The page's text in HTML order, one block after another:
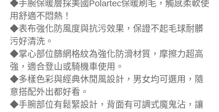
◆手腕保暖層採美國Polartec保暖刷毛，觸感柔軟使
用舒適不悶熱！
◆表布強化防風度與抗污效果，保證不起毛球耐髒
污好清洗。
◆掌心部位篩網格紋為強化防滑材質，摩擦力超高
強，適合登山或騎機車使用。
◆多樣色彩與經典休閒風設計，男女均可選用，隨
意搭配外出都好看。
◆手腕部位有鬆緊設計，背面有可調式魔鬼沾，讓